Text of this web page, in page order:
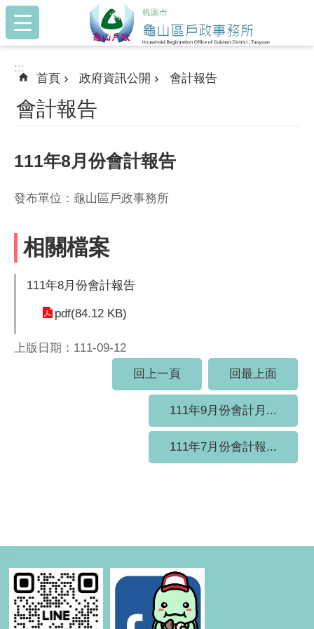
跳到主要內容區塊
:::
:::
首頁 政府資訊公開 會計報告
會計報告
111年8月份會計報告
發布單位：龜山區戶政事務所
相關檔案
111年8月份會計報告
pdf(84.12 KB)
上版日期：111-09-12
回上一頁
回最上面
111年9月份會計月...
111年7月份會計報...
:::